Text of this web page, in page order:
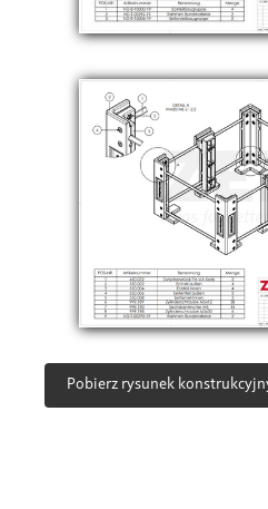
Pobierz rysunek